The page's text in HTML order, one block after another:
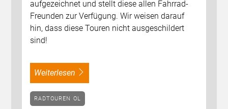
aufgezeichnet und stellt diese allen Fahrrad-
Freunden zur Verfügung. Wir weisen darauf
hin, dass diese Touren nicht ausgeschildert
sind!
weiterlesen
RADTOUREN OL